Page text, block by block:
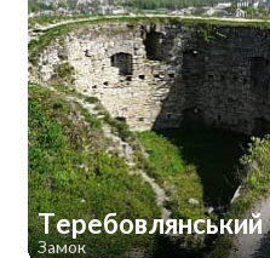
Теребовлянський
Замок